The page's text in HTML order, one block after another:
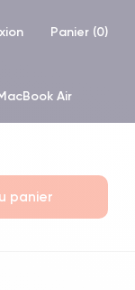
Panier (0)
Air
panier